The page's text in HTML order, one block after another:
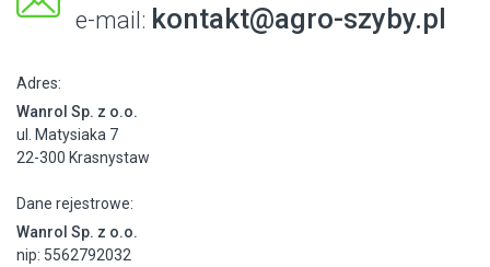
e-mail: kontakt@agro-szyby.pl
Adres:
Wanrol Sp. z o.o.
ul. Matysiaka 7
22-300 Krasnystaw
Dane rejestrowe:
Wanrol Sp. z o.o.
nip: 5562792032